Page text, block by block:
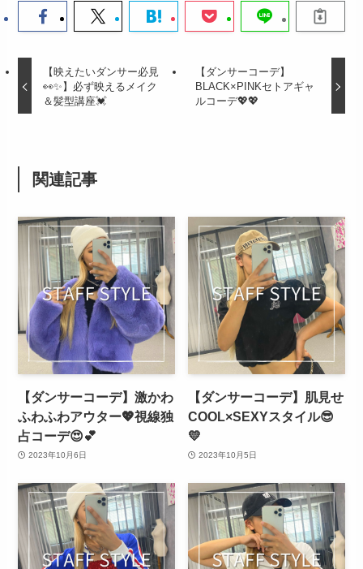
【映えたいダンサー必見
👀✨】必ず映えるメイク
＆髪型講座💓
【ダンサーコーデ】
BLACK×PINKセトアギャ
ルコーデ💖💖
関連記事
【ダンサーコーデ】激かわ
ふわふわアウター💖視線独
占コーデ😍💕
2023年10月6日
【ダンサーコーデ】肌見せ
COOL×SEXYスタイル😎
💛
2023年10月5日